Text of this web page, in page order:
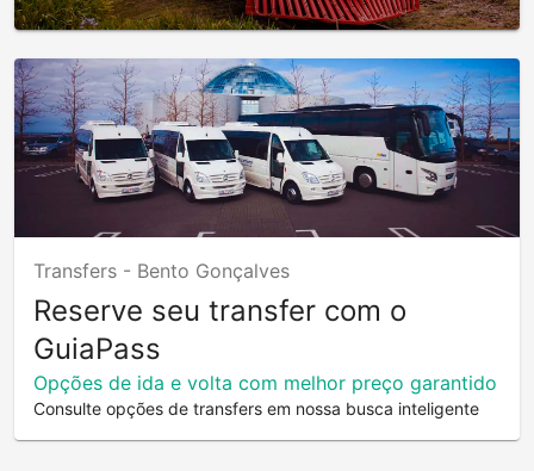
Transfers - Bento Gonçalves
Reserve seu transfer com o
GuiaPass
Opções de ida e volta com melhor preço garantido
Consulte opções de transfers em nossa busca inteligente